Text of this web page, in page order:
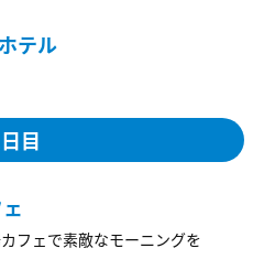
テル
目
フェで素敵なモーニングを